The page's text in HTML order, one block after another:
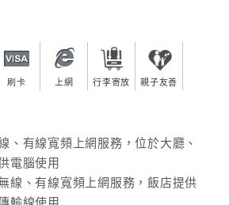
刷卡 上網 行李寄放 親子友善
、有線寬頻上網服務，位於大廳、
電腦使用
線、有線寬頻上網服務，飯店提供